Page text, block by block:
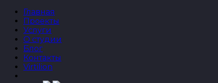
Главная
Проекты
Услуги
О студии
Блог
Контакты
Virtilion